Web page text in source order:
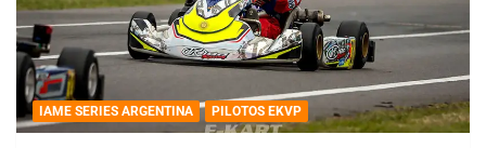
IAME SERIES ARGENTINA PILOTOS EKVP